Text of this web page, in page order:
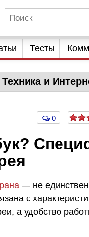
Тесты
Техника и
0
— не
с
а удобство